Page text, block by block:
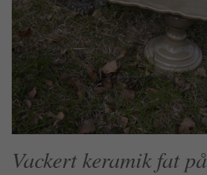
Vackert keramik fat